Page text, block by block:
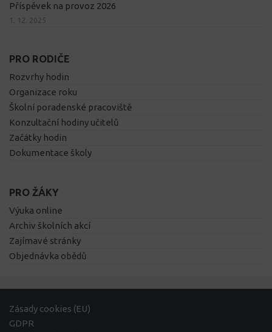
Příspěvek na provoz 2026
1. 12. 2025
PRO RODIČE
Rozvrhy hodin
Organizace roku
Školní poradenské pracoviště
Konzultační hodiny učitelů
Začátky hodin
Dokumentace školy
PRO ŽÁKY
Výuka online
Archiv školních akcí
Zajímavé stránky
Objednávka obědů
Zásady cookies (EU)
GDPR